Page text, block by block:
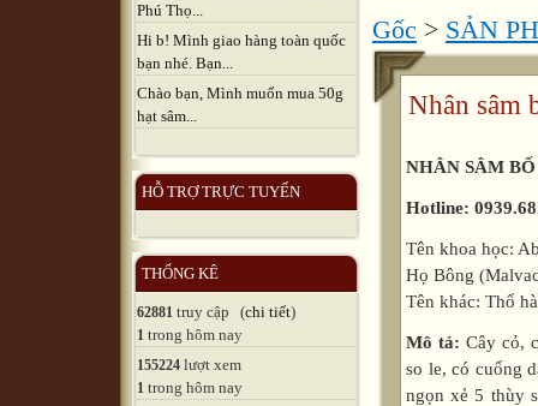
Phú Thọ...
Hi b! Mình giao hàng toàn quốc
bạn nhé. Bạn...
Chào bạn, Mình muốn mua 50g
hạt sâm...
HỖ TRỢ TRỰC TUYẾN
THỐNG KÊ
62881 truy cập (chi tiết)
1 trong hôm nay
155224 lượt xem
1 trong hôm nay
Gốc > SẢN
Nhân sâm
NHÂN SÂM
Hotline:
Tên khoa học:
Họ Bông
Tên khác: Thổ
Mô tả: Cây cỏ,
so le, có cuống
ngọn xẻ 5 thùy